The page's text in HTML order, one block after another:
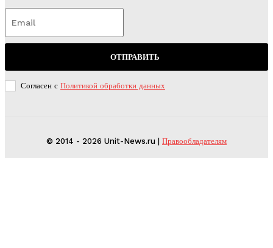
ОТПРАВИТЬ
Согласен с Политикой обработки данных
© 2014 - 2026 Unit-News.ru | Правообладателям